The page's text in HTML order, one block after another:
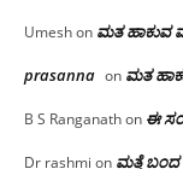
Umeshon ಮತ ಹಾಕುವ
prasanna on ಮತ
B S Ranganathon ಈ
Dr rashmi on ಮತ್ತೆ